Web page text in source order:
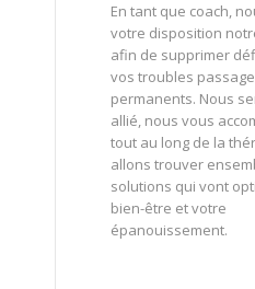
En tant que coach,
votre disposition
afin de supprimer
vos troubles
permanents. Nous
allié, nous vous
tout au long de la
allons trouver
solutions qui vont
bien-être et votre
épanouissement.